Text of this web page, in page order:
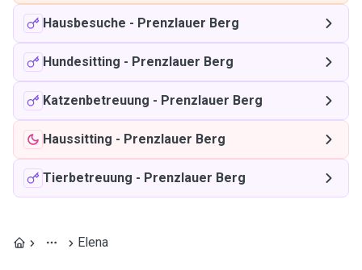
Hausbesuche - Prenzlauer Berg
Hundesitting - Prenzlauer Berg
Katzenbetreuung - Prenzlauer Berg
Haussitting - Prenzlauer Berg
Tierbetreuung - Prenzlauer Berg
Elena